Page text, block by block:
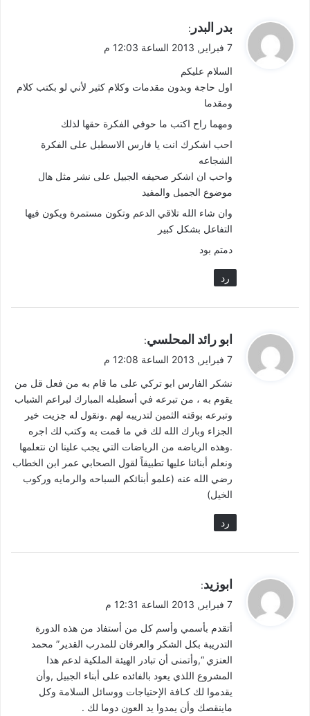
ي
ق
ل
بدر البدر :
7 فبراير, 2013 الساعة 12:03 م
السلام عليكم
اول حاجة وبدون مقدمات وكلام كثير لأني لو بكتب كلام
ومقدما
ومهما راح اكتب ما حوفي الفكرة حقها لذلك
احب اشكرك انت يا فارس الاسطبل على الفكرة
الشجاعه
واحب ان اشكر صحيفه الجبيل على نشر مثل هال
موضوع الجميل والمفيد
وان شاء الله تلاقي الدعم وتكون مستمرة ويكون فيها
التفاعل بشكل كبير
دمتم بود
رد
ي
ق
ل
ابو رائد المحلسي:
7 فبراير, 2013 الساعة 12:08 م
نشكر الفارس ابو تركي على ما قام به من فعل قل من
يقوم به ، من تبرعه في أسطبله المبارك لبراعم الشباب
وتبرعه بوقته الثمين لتدريبه لهم .ونقول له جزيت خير
الجزاء وبارك الله لك في ما قمت به وكتب لك اجره
.وهذه الرياضه من الرياضات التي يجب علينا ان نتعلمها
ونعلم أبنائنا عليها تطبيقاً لقول الصحابي عمر ابن الخطاب
رضي الله عنه (علمو أبنائكم السباحه والرمايه وركوب
الخيل)
رد
ي
ق
ل
ابوزيد:
7 فبراير, 2013 الساعة 12:31 م
أتقدم بأسمي وأسم كل من أستفاد من هذه الدورة
التدريبة بكل الشكر والعرفان للمدرب القدير” محمد
العنزي “,وأتمنى أن تبادر الهيئة الملكية لدعم هذا
المشروع اللذي يعود بالفائده على أبناء الجبيل ,وأن
يقدموا لك كـافة الإحتياجات ووسائل السلامة وكل
ماينقصك وأن يمدوا يد العون دوما لك .